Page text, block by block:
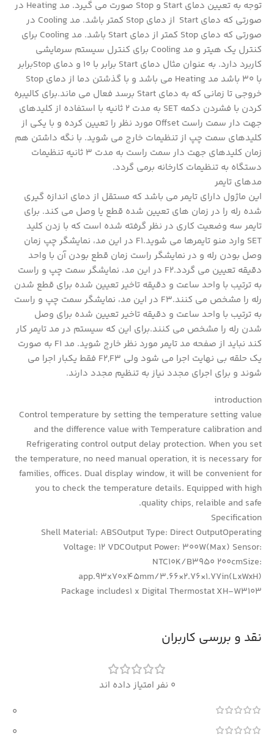
توجه به تعیین دمای Start و Stop صورت می گیرد. مد Heating در
صورتی که دمای Start از دمای Stop کمتر باشد. مد Cooling در
صورتی که دمای Stop کمتر از دمای Start باشد. مد Cooling برای
کنترل یک هیتر و مد Cooling برای کنترل سیستم سرمایشی
کاربرد دارد. به عنوان مثال دمای Start برابر با 10 و دمای Stopبرابر
با 30 باشد مد Heating می باشد و با گذشتن دما از دمای Stop
خروجی تا زمانی که به دمای Start برسد فعال می ماند.برای کالیبره
کردن با فشردن دکمه SET به مدت 2 ثانیه با استفاده از کلیدهای
جهت دار سمت راست Offset مورد نظر را تعیین کرده و با یکی از
کلیدهای سمت چپ از تنظیمات خارج می شوید. با نگه داشتن هم
زمان کلیدهای جهت دار سمت راست به مدت 3 ثانیه تنظیمات
دستگاه به تنظیمات کارخانه برمی گردد.
مدهای تایمر
این ماژول دارای تایمر می باشد که مستقل از دمای اندازه گیری
شده رله را در زمان های تعیین شده قطع یا وصل می کند. برای
تایمر سه وضعیت کاری در نظر گرفته شده است که با زدن کلید
SET وارد منو تایمرها می شوید.F1 در این مد، نمایشگر چپ زمان
وصل بودن رله و در نمایشگر راست زمان قطع بودن آن با واحد
دقیقه تعیین می گردد.F2 در این مد، نمایشگر سمت چپ و راست
به ترتیب با واحد ساعت و دقیقه تاخیر تعیین شده برای قطع شدن
رله را مشخص می کنند.F3 در این مد، نمایشگر سمت چپ و راست
به ترتیب با واحد ساعت و دقیقه تاخیر تعیین شده برای وصل
شدن رله را مشخص می کنند.برای این که سیستم در مد تایمر کار
کند نباید از صفحه مد تایمر مورد نظر خارج شوید. مد F1 به صورت
یک حلقه بی نهایت اجرا می شود ولی F2,F3 فقط یکبار اجرا می
شوند و برای اجرای مجدد نیاز به تنظیم مجدد دارند.
introduction
Control temperature by setting the temperature setting value
and the difference value with Temperature calibration and
Refrigerating control output delay protection. When you set
the temperature, no need manual operation, it is necessary for
families, offices. Dual display window, it will be convenient for
you to check the temperature details. Equipped with high
quality chips, relaible and safe.
Specification
Shell Material: ABSOutput Type: Direct OutputOperating
Voltage: 12 VDCOutput Power: 300W(Max) Sensor:
NTC10K/B3950 200cmSize:
app.93x70x45mm/3.66×2.76×1.77in(LxWxH)
Package includes1 x Digital Thermostat XH-W3103
نقد و بررسی کاربران
0 نفر امتیاز داده اند
0
0